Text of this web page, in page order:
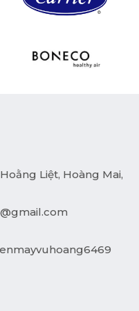
Liệt, Hoàng Mai,